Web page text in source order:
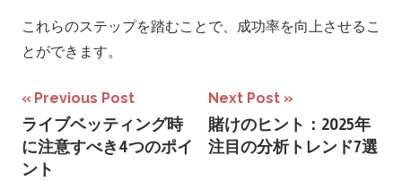
これらのステップを踏むことで、成功率を向上させるこ
とができます。
投
稿
ナ
Previous Post
ライブベッティング時
に注意すべき4つのポイ
ント
Next Post
賭けのヒント：2025年
注目の分析トレンド7選